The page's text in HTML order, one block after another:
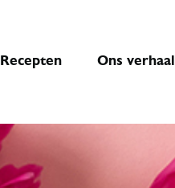
Recepten Ons verhaal